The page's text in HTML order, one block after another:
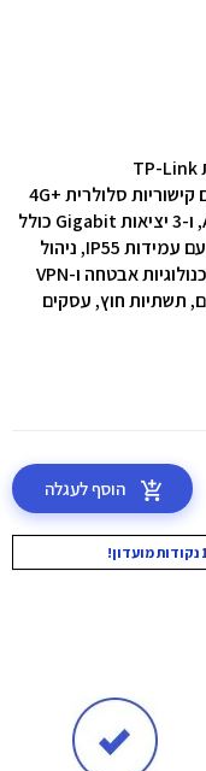
נתב VPN עוצמתי לשימוש חיצוני או פנימי, עם קישוריות סלולרית 4G+
Cat6, תקשורת Wi-Fi 6 מהירה בתקן AX3000, ו-3 יציאות Gigabit כולל
PoE in ו-PoE out. תוכנן לעבודה בתנאי חוץ עם עמידות IP55, ניהול
מרכזי בענן Omada Essentials, ותמיכה בטכנולוגיות אבטחה ו-VPN
תשתיות חוץ, עסקים
הוסף לעגלה